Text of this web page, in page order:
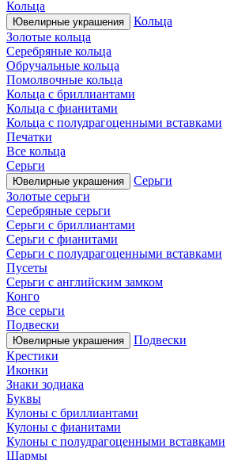
Кольца
Ювелирные украшения
Кольца
Золотые кольца
Серебряные кольца
Обручальные кольца
Помолвочные кольца
Кольца с бриллиантами
Кольца с фианитами
Кольца с полудрагоценными вставками
Печатки
Все кольца
Серьги
Ювелирные украшения
Серьги
Золотые серьги
Серебряные серьги
Серьги с бриллиантами
Серьги с фианитами
Серьги с полудрагоценными вставками
Пусеты
Серьги с английским замком
Конго
Все серьги
Подвески
Ювелирные украшения
Подвески
Крестики
Иконки
Знаки зодиака
Буквы
Кулоны с бриллиантами
Кулоны с фианитами
Кулоны с полудрагоценными вставками
Шармы